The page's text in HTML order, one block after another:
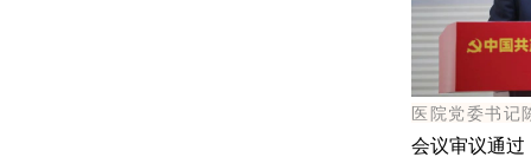
医院党委书记
会议审议通